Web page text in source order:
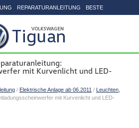
REPARATURANLEITUNG BESTE
mit Kurvenlicht und LED-
/ Elektrische Anlage ab 06.2011 / Leuchten,
mit Kurvenlicht und LED-